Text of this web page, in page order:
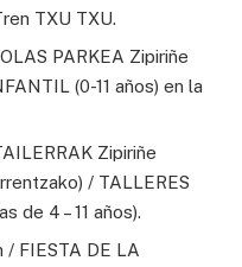
TXU TXU.
PARKEA Zipiriñe
(0-11 años) en la
Zipiriñe
/ TALLERES
de 4 – 11 años).
/ FIESTA DE LA